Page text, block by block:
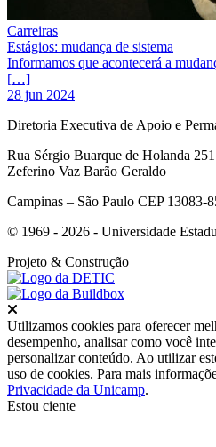
Carreiras
Estágios: mudança de sistema
Informamos que acontecerá a
[…]
28 jun 2024
Diretoria Executiva de Apoio e
Rua Sérgio Buarque de Holanda
Zeferino Vaz Barão Geraldo
Campinas – São Paulo CEP 13083-
© 1969 - 2026 - Universidade
Projeto & Construção
Utilizamos cookies para oferecer
desempenho, analisar como você
personalizar conteúdo. Ao utilizar
uso de cookies. Para mais
Privacidade da Unicamp.
Estou ciente